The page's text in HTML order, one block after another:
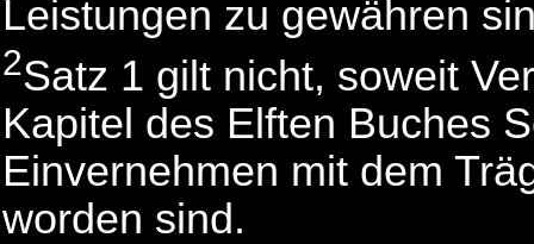
Leistungen zu gewähren
2Satz 1 gilt nicht, soweit
Kapitel des Elften Buches
Einvernehmen mit dem
worden sind.